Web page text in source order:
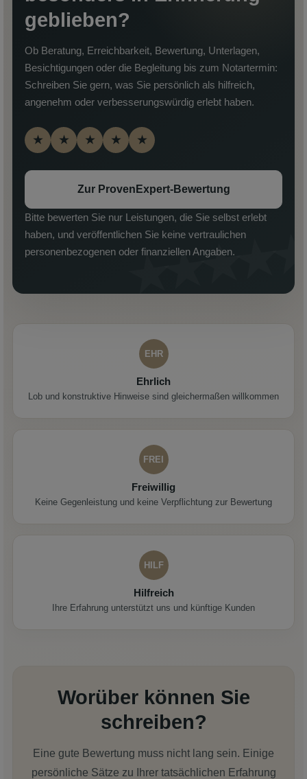
geblieben?
Ob Beratung, Erreichbarkeit, Bewertung, Unterlagen,
Besichtigungen oder die Begleitung bis zum Notartermin:
Schreiben Sie gern, was Sie persönlich als hilfreich,
angenehm oder verbesserungswürdig erlebt haben.
★ ★ ★ ★ ★
Zur ProvenExpert-Bewertung
Bitte bewerten Sie nur Leistungen, die Sie selbst erlebt
haben, und veröffentlichen Sie keine vertraulichen
personenbezogenen oder finanziellen Angaben.
EHR
Ehrlich
Lob und konstruktive Hinweise sind gleichermaßen willkommen
FREI
Freiwillig
Keine Gegenleistung und keine Verpflichtung zur Bewertung
HILF
Hilfreich
Ihre Erfahrung unterstützt uns und künftige Kunden
Worüber können Sie
schreiben?
Eine gute Bewertung muss nicht lang sein. Einige
persönliche Sätze zu Ihrer tatsächlichen Erfahrung